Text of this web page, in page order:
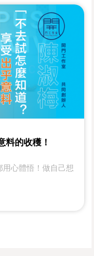
料的收穫！
用心體悟！做自己想